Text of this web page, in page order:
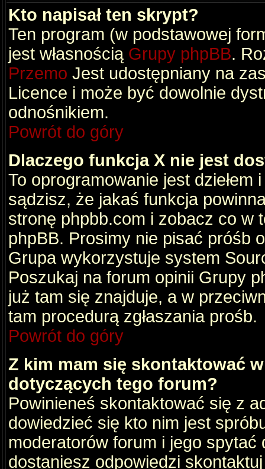
Kto napisał ten skrypt?
Ten program (w podstawowej
jest własnością Grupy phpBB.
Przemo Jest udostępniany na
Licence i może być dowolnie
odnośnikiem.
Powrót do góry
Dlaczego funkcja X nie jest
To oprogramowanie jest dziełem
sądzisz, że jakaś funkcja
stronę phpbb.com i zobacz co w
phpBB. Prosimy nie pisać próśb
Grupa wykorzystuje system
Poszukaj na forum opinii Grupy
już tam się znajduje, a w
tam procedurą zgłaszania prośb.
Powrót do góry
Z kim mam się skontaktować
dotyczących tego forum?
Powinieneś skontaktować się z
dowiedzieć się kto nim jest
moderatorów forum i jego
dostaniesz odpowiedzi